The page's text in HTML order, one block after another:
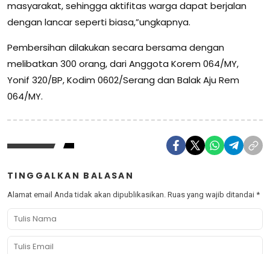
masyarakat, sehingga aktifitas warga dapat berjalan
dengan lancar seperti biasa,”ungkapnya.
Pembersihan dilakukan secara bersama dengan
melibatkan 300 orang, dari Anggota Korem 064/MY,
Yonif 320/BP, Kodim 0602/Serang dan Balak Aju Rem
064/MY.
TINGGALKAN BALASAN
Alamat email Anda tidak akan dipublikasikan. Ruas yang wajib ditandai *